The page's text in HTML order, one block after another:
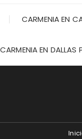
CARMENIA EN
CARMENIA EN DALLAS